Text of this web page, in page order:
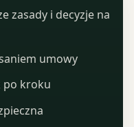
zasady i decyzje na
umowy
po kroku